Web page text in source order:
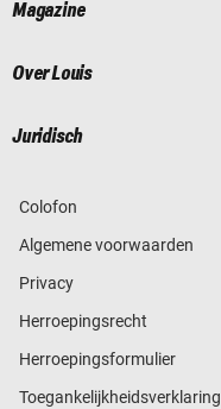
Magazine
Over Louis
Juridisch
Colofon
Algemene voorwaarden
Privacy
Herroepingsrecht
Herroepingsformulier
Toegankelijkheidsverklaring